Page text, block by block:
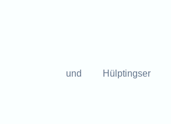
und Hülptingser